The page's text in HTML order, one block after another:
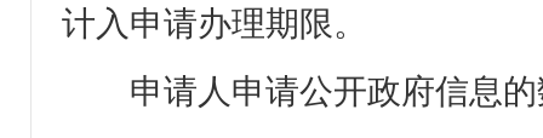
计入申请办理期限。
申请人申请公开政府信息